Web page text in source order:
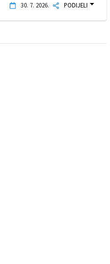
30. 7. 2026. PODIJELI